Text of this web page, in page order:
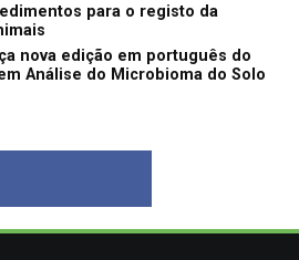
para o registo da
nova edição em português do
Análise do Microbioma do Solo